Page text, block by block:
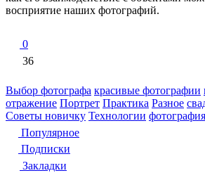
восприятие наших фотографий.
0
36
Выбор фотографа красивые фотографии
отражение Портрет Практика Разное
Советы новичку Технологии фотография
Популярное
Подписки
Закладки